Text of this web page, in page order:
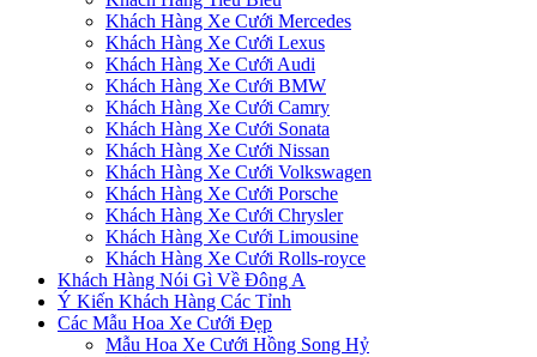
Khách Hàng Xe Cưới Mercedes
Khách Hàng Xe Cưới Lexus
Khách Hàng Xe Cưới Audi
Khách Hàng Xe Cưới BMW
Khách Hàng Xe Cưới Camry
Khách Hàng Xe Cưới Sonata
Khách Hàng Xe Cưới Nissan
Khách Hàng Xe Cưới Volkswagen
Khách Hàng Xe Cưới Porsche
Khách Hàng Xe Cưới Chrysler
Khách Hàng Xe Cưới Limousine
Khách Hàng Xe Cưới Rolls-royce
Khách Hàng Nói Gì Về Đông A
Ý Kiến Khách Hàng Các Tỉnh
Các Mẫu Hoa Xe Cưới Đẹp
Mẫu Hoa Xe Cưới Hồng Song Hỷ